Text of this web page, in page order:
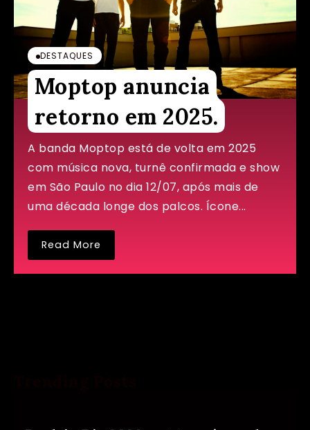
DESTAQUES
Moptop anuncia
retorno em 2025.
A banda Moptop está de volta em 2025
com música nova, turnê confirmada e show
em São Paulo no dia 12/07, após mais de
uma década longe dos palcos. Ícone...
Read More